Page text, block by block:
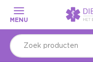
MENU